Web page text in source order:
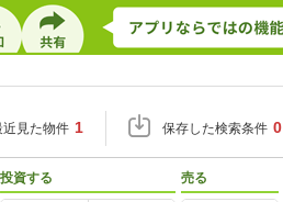
近見た物件 1 保存した検索条件 0
投資する 売る